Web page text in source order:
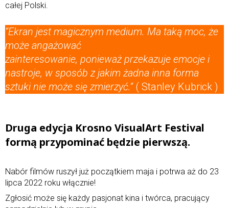
całej Polski.
“Ekran jest magicznym medium. Ma taką moc, że
może angażować
zainteresowanie, ponieważ przekazuje emocje i
nastroje, w sposób z jakim żadna inna forma
sztuki nie może się zmierzyć.”( Stanley Kubrick )
Druga edycja Krosno VisualArt Festival
formą przypominać będzie pierwszą.
Nabór filmów ruszył już początkiem maja i potrwa aż do 23
lipca 2022 roku włącznie!
Zgłosić może się każdy pasjonat kina i twórca, pracujący